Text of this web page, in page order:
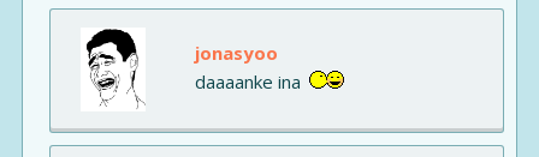
jonasyoo
daaaanke ina